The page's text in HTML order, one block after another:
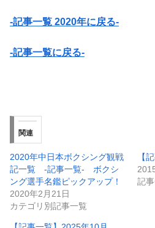
-記事一覧 2020年に戻る-
-記事一覧に戻る-
関連
2020年中日本ボクシング観戦
記一覧 -記事一覧- ボクシ
ング選手名鑑ピックアップ！
2020年2月21日
カテゴリ別記事一覧
【
記